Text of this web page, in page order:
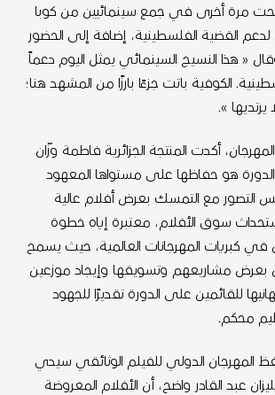
نجحت مرة أخرى في جمع سينمائيين من كوبا
لدعم القضية الفلسطينية، إضافة إلى الحضور
« هذا النسيج السينمائي يمثل اليوم دعماً
الكوفية باتت جزءًا بارزًا من المشهد هنا؛
يرتديها ».
أكدت المنتجة الجزائرية فاطمة وزّان
الدورة هو حفاظها على مستواها المعهود
التصور مع التمسك بعرض أفلام عالية
سوق الأفلام، معتبرة إياه خطوة
كبريات المهرجانات العالمية، حيث يسمح
بعرض مشاريعهم وتسويقها وإيجاد موزعين
للقائمين على الدورة تقديرًا للجهود
محكم.
المهرجان الدولي للفيلم الوثائقي سيدي
عبد القادر واضح، أن الأفلام المعروضة